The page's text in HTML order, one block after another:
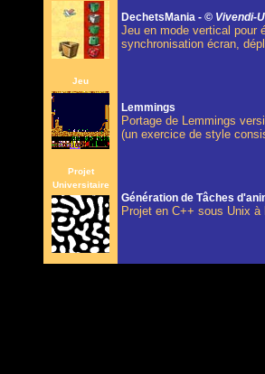
DechetsMania - © Vivendi-
Jeu en mode vertical pour
synchronisation écran,
Jeu
Lemmings
Portage de Lemmings
(un exercice de style
Projet
Universitaire
Génération de Tâches
Projet en C++ sous Unix